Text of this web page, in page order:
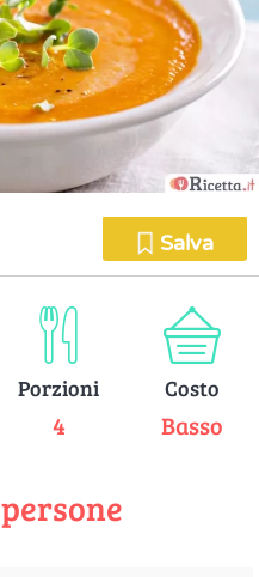
Salva
Porzioni
4
Costo
Basso